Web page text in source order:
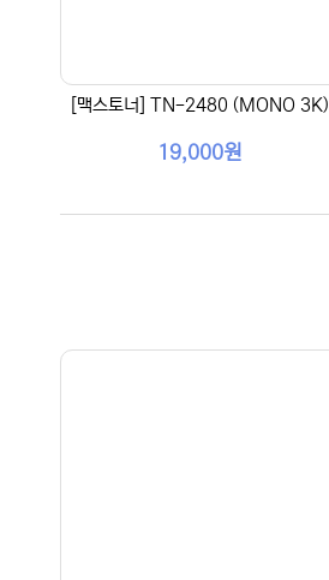
[맥스토너] TN-2480 (MONO 3K)
19,000원